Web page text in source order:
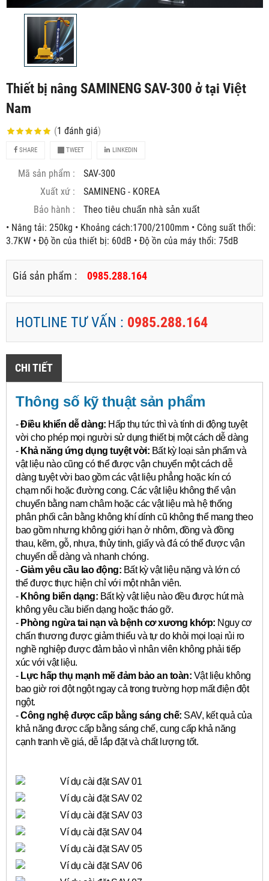
Thiết bị nâng SAMINENG SAV-300 ở tại Việt
Nam
(1 đánh giá)
SHARE TWEET LINKEDIN
Mã sản phẩm :
SAV-300
Xuất xứ :
SAMINENG - KOREA
Bảo hành :
Theo tiêu chuẩn nhà sản xuất
• Nâng tải: 250kg • Khoảng cách:1700/2100mm • Công suất thổi:
3.7KW • Độ ồn của thiết bị: 60dB • Độ ồn của máy thổi: 75dB
Giá sản phẩm : 0985.288.164
HOTLINE TƯ VẤN : 0985.288.164
CHI TIẾT
Thông số kỹ thuật sản phẩm
-Điều khiển dễ dàng: Hấp thụ tức thì và tính di động tuyệt
vời cho phép mọi người sử dụng thiết bị một cách dễ dàng
- Khả năng ứng dụng tuyệt vời: Bất kỳ loại sản phẩm và
vật liệu nào cũng có thể được vận chuyển một cách dễ
dàng tuyệt vời bao gồm các vật liệu phẳng hoặc kín có
chạm nổi hoặc đường cong. Các vật liệu không thể vận
chuyển bằng nam châm hoặc các vật liệu mà hệ thống
phân phối cân bằng không khí dính cũ không thể mang theo
bao gồm nhưng không giới hạn ở nhôm, đồng và đồng
thau, kẽm, gỗ, nhựa, thủy tinh, giấy và đá có thể được vận
chuyển dễ dàng và nhanh chóng.
-Giảm yêu cầu lao động: Bất kỳ vật liệu nặng và lớn có
thể được thực hiện chỉ với một nhân viên.
- Không biến dạng: Bất kỳ vật liệu nào đều được hút mà
không yêu cầu biến dạng hoặc tháo gỡ.
- Phòng ngừa tai nạn và bệnh cơ xương khớp: Nguy cơ
chấn thương được giảm thiểu và tự do khỏi mọi loại rủi ro
nghề nghiệp được đảm bảo vì nhân viên không phải tiếp
xúc với vật liệu.
- Lực hấp thụ mạnh mẽ đảm bảo an toàn: Vật liệu không
bao giờ rơi đột ngột ngay cả trong trường hợp mất điện đột
ngột.
-Công nghệ được cấp bằng sáng chế: SAV, kết quả của
khả năng được cấp bằng sáng chế, cung cấp khả năng
cạnh tranh về giá, dễ lắp đặt và chất lượng tốt.